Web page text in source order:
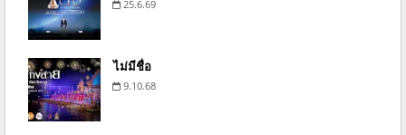
25.6.69
ไม่มีชื่อ
9.10.68